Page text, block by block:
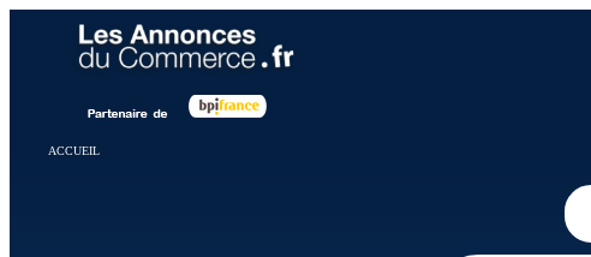
ACCUEIL
Panneau de gestion des cookies